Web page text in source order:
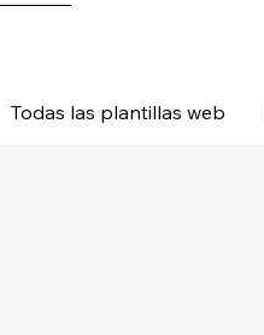
Todas las plantillas web